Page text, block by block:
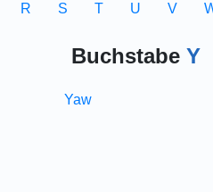
R S T U V
BuchstabeY
Yaw